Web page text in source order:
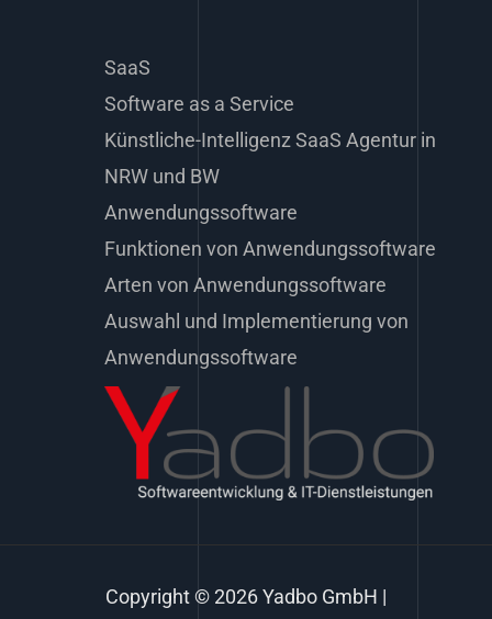
SaaS
Software as a Service
Künstliche-Intelligenz SaaS Agentur in
NRW und BW
Anwendungssoftware
Funktionen von Anwendungssoftware
Arten von Anwendungssoftware
Auswahl und Implementierung von
Anwendungssoftware
Copyright © 2026 Yadbo GmbH |